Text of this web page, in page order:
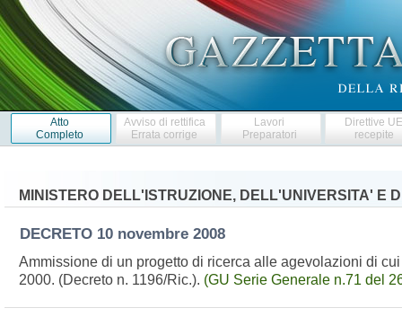
Atto
Completo
Avviso di rettifica
Errata corrige
Lavori
Preparatori
Direttive
recepite
MINISTERO DELL'ISTRUZIONE, DELL'UNIVERSITA' E
DECRETO 10 novembre 2008
Ammissione di un progetto di ricerca alle agevolazioni di
2000. (Decreto n. 1196/Ric.). (GU Serie Generale n.71 del